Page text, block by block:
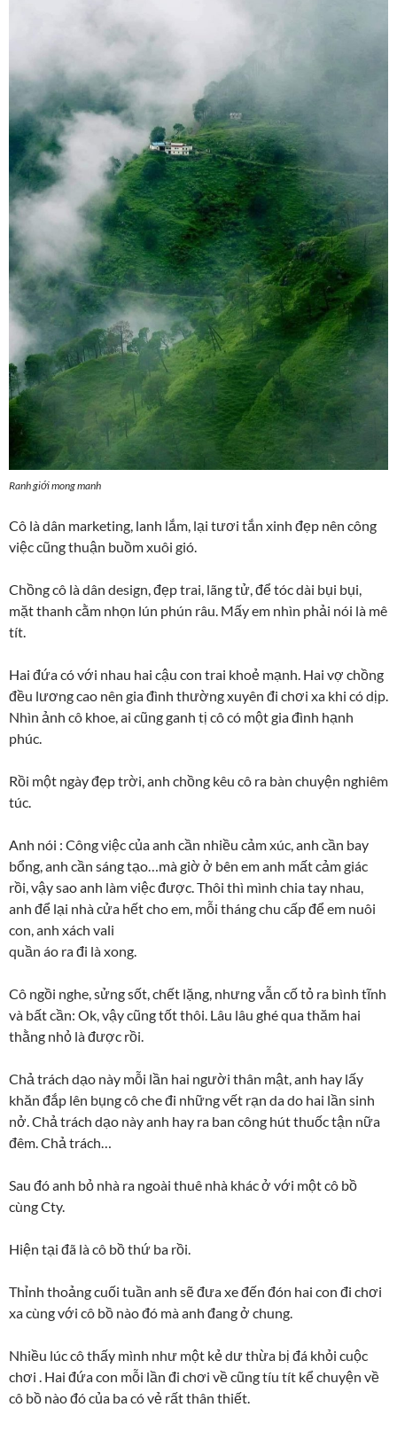
Ranh giới mong manh
Cô là dân marketing, lanh lắm, lại tươi tắn xinh đẹp nên công
việc cũng thuận buồm xuôi gió.
Chồng cô là dân design, đẹp trai, lãng tử, để tóc dài bụi bụi,
mặt thanh cằm nhọn lún phún râu. Mấy em nhìn phải nói là mê
tít.
Hai đứa có với nhau hai cậu con trai khoẻ mạnh. Hai vợ chồng
đều lương cao nên gia đình thường xuyên đi chơi xa khi có dịp.
Nhìn ảnh cô khoe, ai cũng ganh tị cô có một gia đình hạnh
phúc.
Rồi một ngày đẹp trời, anh chồng kêu cô ra bàn chuyện nghiêm
túc.
Anh nói : Công việc của anh cần nhiều cảm xúc, anh cần bay
bổng, anh cần sáng tạo…mà giờ ở bên em anh mất cảm giác
rồi, vậy sao anh làm việc được. Thôi thì mình chia tay nhau,
anh để lại nhà cửa hết cho em, mỗi tháng chu cấp để em nuôi
con, anh xách vali
quần áo ra đi là xong.
Cô ngồi nghe, sửng sốt, chết lặng, nhưng vẫn cố tỏ ra bình tĩnh
và bất cần: Ok, vậy cũng tốt thôi. Lâu lâu ghé qua thăm hai
thằng nhỏ là được rồi.
Chả trách dạo này mỗi lần hai người thân mật, anh hay lấy
khăn đắp lên bụng cô che đi những vết rạn da do hai lần sinh
nở. Chả trách dạo này anh hay ra ban công hút thuốc tận nữa
đêm. Chả trách…
Sau đó anh bỏ nhà ra ngoài thuê nhà khác ở với một cô bồ
cùng Cty.
Hiện tại đã là cô bồ thứ ba rồi.
Thỉnh thoảng cuối tuần anh sẽ đưa xe đến đón hai con đi chơi
xa cùng với cô bồ nào đó mà anh đang ở chung.
Nhiều lúc cô thấy mình như một kẻ dư thừa bị đá khỏi cuộc
chơi . Hai đứa con mỗi lần đi chơi về cũng tíu tít kể chuyện về
cô bồ nào đó của ba có vẻ rất thân thiết.